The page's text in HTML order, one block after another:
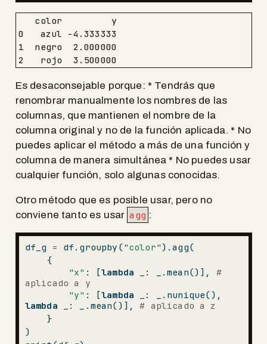
   color         y
0   azul -4.333333
1  negro  2.000000
2   rojo  3.500000
Es desaconsejable porque: * Tendrás que
renombrar manualmente los nombres de las
columnas, que mantienen el nombre de la
columna original y no de la función aplicada. * No
puedes aplicar el método a más de una función y
columna de manera simultánea * No puedes usar
cualquier función, solo algunas conocidas.
Otro método que es posible usar, pero no
conviene tanto es usar agg :
df_g = df.groupby("color").agg(
    {
"x" : [lambda _: _.mean()], #
aplicado a y
"y" : [lambda
lambda _: _.mean()], # aplicado a z
    }
)